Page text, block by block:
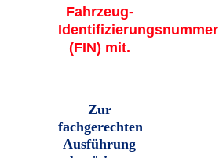
Fahrzeug-
Identifizierungsnummer
(FIN) mit.
Zur
fachgerechten
Ausführung